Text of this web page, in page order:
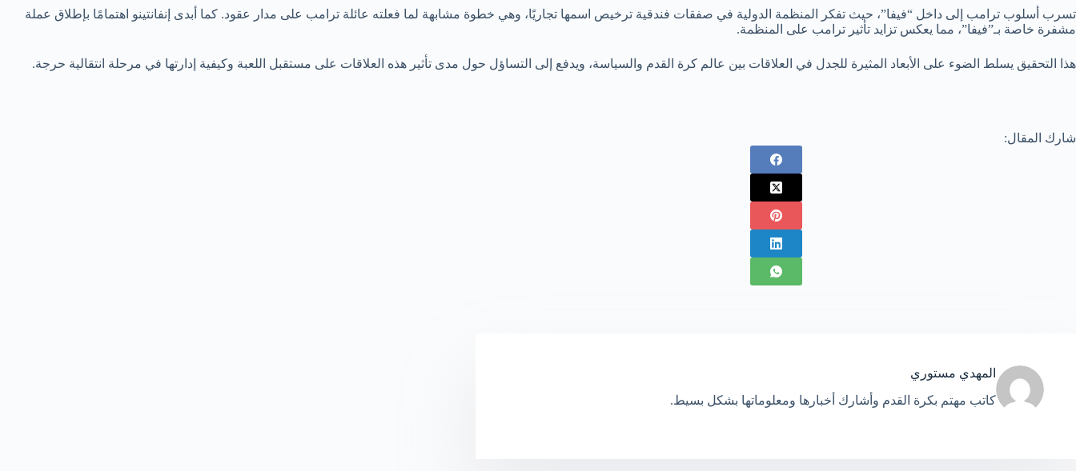
تسرب أسلوب ترامب إلى داخل “فيفا”، حيث تفكر المنظمة الدولية في صفقات فندقية ترخيص اسمها تجاريًا، وهي خطوة مشابهة لما فعلته عائلة ترامب على مدار عقود. كما أبدى إنفانتينو اهتمامًا بإطلاق عملة
مشفرة خاصة بـ”فيفا”، مما يعكس تزايد تأثير ترامب على المنظمة.
هذا التحقيق يسلط الضوء على الأبعاد المثيرة للجدل في العلاقات بين عالم كرة القدم والسياسة، ويدفع إلى التساؤل حول مدى تأثير هذه العلاقات على مستقبل اللعبة وكيفية إدارتها في مرحلة انتقالية حرجة.
شارك المقال:
المهدي مستوري
كاتب مهتم بكرة القدم وأشارك أخبارها ومعلوماتها بشكل بسيط.